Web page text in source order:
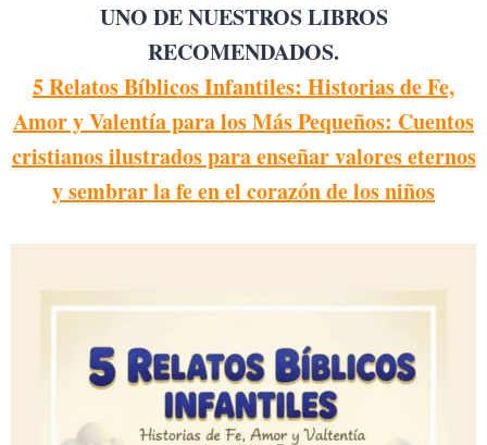
UNO DE NUESTROS LIBROS
RECOMENDADOS.
5 Relatos Bíblicos Infantiles: Historias de Fe,
Amor y Valentía para los Más Pequeños: Cuentos
cristianos ilustrados para enseñar valores eternos
y sembrar la fe en el corazón de los niños